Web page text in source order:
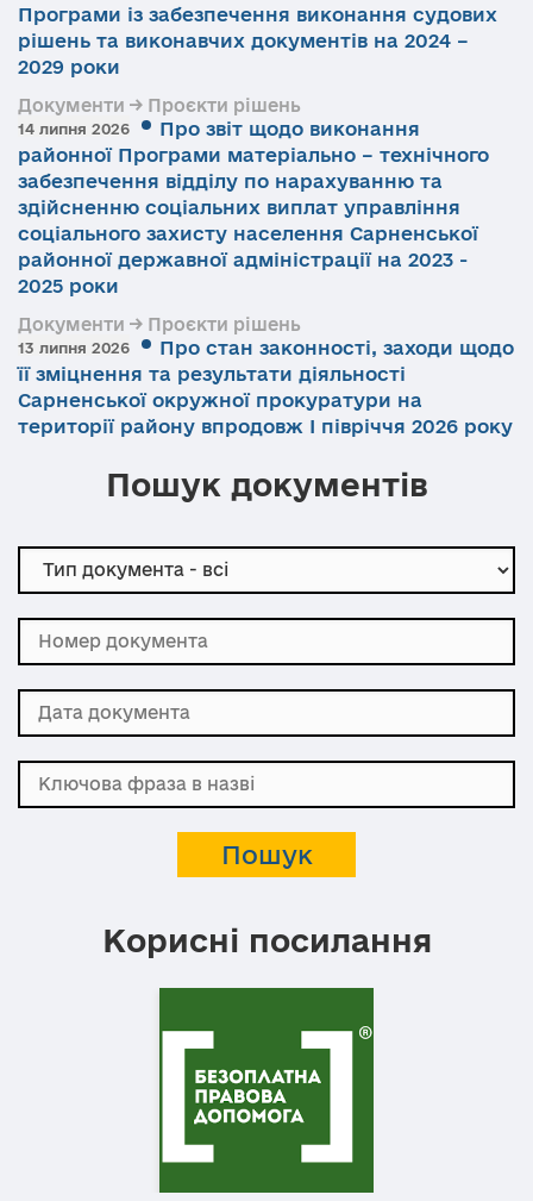
Програми із забезпечення виконання судових
рішень та виконавчих документів на 2024 –
2029 роки
Документи → Проєкти рішень
14 липня 2026
Про звіт щодо виконання
районної Програми матеріально – технічного
забезпечення відділу по нарахуванню та
здійсненню соціальних виплат управління
соціального захисту населення Сарненської
районної державної адміністрації на 2023 -
2025 роки
Документи → Проєкти рішень
13 липня 2026
Про стан законності, заходи щодо
її зміцнення та результати діяльності
Сарненської окружної прокуратури на
території району впродовж І півріччя 2026 року
Пошук документів
Корисні посилання